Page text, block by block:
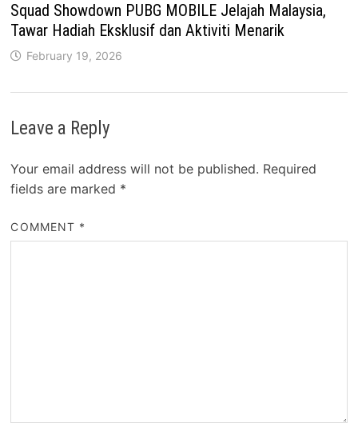
Squad Showdown PUBG MOBILE Jelajah Malaysia,
Tawar Hadiah Eksklusif dan Aktiviti Menarik
February 19, 2026
Leave a Reply
Your email address will not be published. Required
fields are marked *
COMMENT *